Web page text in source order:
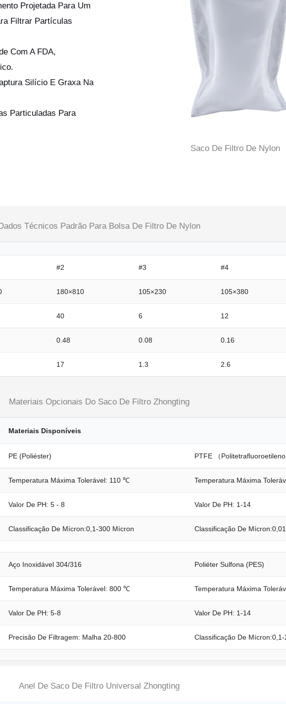
Projetada Para Um
Filtrar Partículas
Com A FDA,
Silício E Graxa Na
Particuladas Para
Saco De Filtro De Nylon
Técnicos Padrão Para Bolsa De Filtro De Nylon
#2 #3 #4
180×810 105×230 105×380
40 6 12
0.48 0.08 0.16
17 1.3 2.6
Materiais Opcionais Do Saco De Filtro Zhongting
Materiais Disponíveis
PE (poliéster) PTFE （Politetrafluoroetileno
Temperatura Máxima Tolerável: 110 ℃ Temperatura Máxima
Valor De PH: 5 - 8 Valor De PH: 1-14
Classificação De Mícron:0,1-300 Mícron Classificação De
Aço Inoxidável 304/316 Poliéter Sulfona (PES)
Temperatura Máxima Tolerável: 800 ℃ Temperatura Máxima
Valor De PH: 5-8 Valor De PH: 1-14
Precisão De Filtragem: Malha 20-800 Classificação De
Anel De Saco De Filtro Universal Zhongting